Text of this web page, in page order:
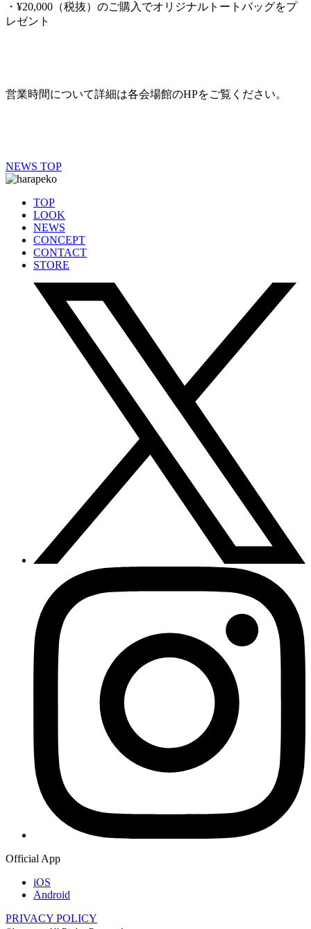
・¥20,000（税抜）のご購入でオリジナルトートバッグをプ
レゼント
営業時間について詳細は各会場館のHPをご覧ください。
NEWS TOP
TOP
LOOK
NEWS
CONCEPT
CONTACT
STORE
Official App
iOS
Android
PRIVACY POLICY